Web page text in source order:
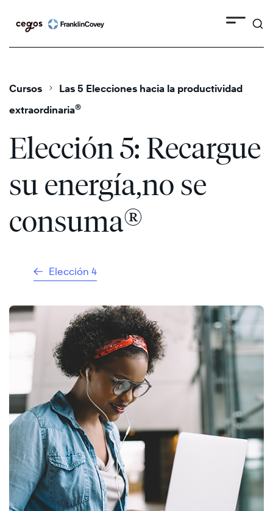
Cursos
Las 5 Elecciones hacia la productividad
extraordinaria®
Elección 5: Recargue
su energía,no se
consuma®
Elección 4